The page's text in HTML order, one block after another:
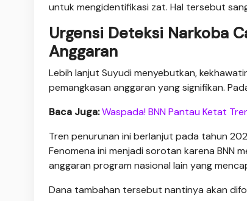
untuk mengidentifikasi zat. Hal tersebut
Urgensi Deteksi Narkoba
Anggaran
Lebih lanjut Suyudi menyebutkan,
pemangkasan anggaran yang signifikan.
Baca Juga:Waspada! BNN Pantau Ketat
Tren penurunan ini berlanjut pada tahun
Fenomena ini menjadi sorotan karena BNN
anggaran program nasional lain yang
Dana tambahan tersebut nantinya akan